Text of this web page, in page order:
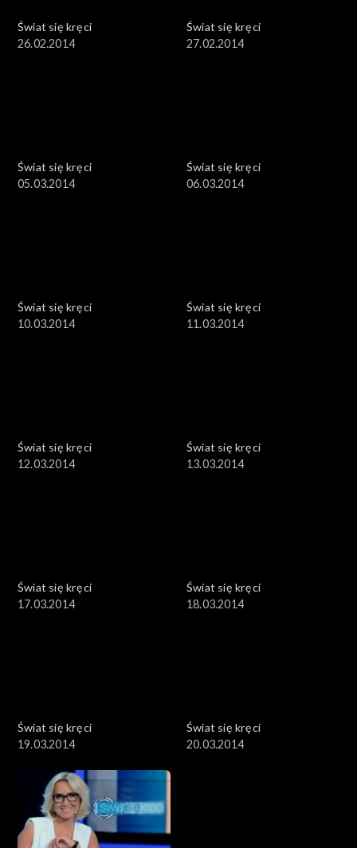
Świat się kręci
26.02.2014
Świat się kręci
27.02.2014
Świat się kręci
05.03.2014
Świat się kręci
06.03.2014
Świat się kręci
10.03.2014
Świat się kręci
11.03.2014
Świat się kręci
12.03.2014
Świat się kręci
13.03.2014
Świat się kręci
17.03.2014
Świat się kręci
18.03.2014
Świat się kręci
19.03.2014
Świat się kręci
20.03.2014